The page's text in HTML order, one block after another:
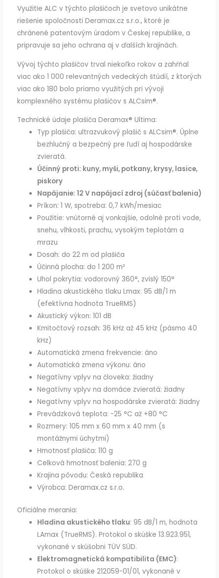
Využitie ALC v týchto plašičoch je svetovo unikátne
riešenie spoločnosti Deramax.cz s.r.o., ktoré je
chránené patentovým úradom v Českej republike, a
pripravuje sa jeho ochrana aj v ďalších krajinách.
Vývoj týchto plašičov trval niekoľko rokov a zahŕňal
viac ako 1 000 relevantných vedeckých štúdií, z ktorých
viac ako 180 bolo priamo využitých pri vývoji
komplexného systému plašičov s ALCsim®.
Technické údaje plašiča Deramax® Ultima:
Typ plašiča: ultrazvukový plašič s ALCsim®. Úplne
bezhlučný a bezpečný pre ľudí aj hospodárske
zvieratá.
Účinný proti: kuny, myši, potkany, krysy, lasice,
piskory
Napájanie: 12 V napájací zdroj (súčasť balenia)
Príkon: 1 W, spotreba: 0,7 kWh/mesiac
Použitie: vnútorné aj vonkajšie, odolné proti vode,
snehu, vlhkosti, prachu, vysokým teplotám a
mrazu
Dosah: do 22 m od plašiča
Účinná plocha: do 1 200 m²
Uhol pokrytia: vodorovný 360°, zvislý 150°
Hladina akustického tlaku Lmax: 95 dB/1 m
(efektívna hodnota TrueRMS)
Akustický výkon: 101 dB
Kmitočtový rozsah: 36 kHz až 45 kHz (pásmo 40
kHz)
Automatická zmena frekvencie: áno
Automatická zmena výkonu: áno
Negatívny vplyv na človeka: žiadny
Negatívny vplyv na domáce zvieratá: žiadny
Negatívny vplyv na hospodárske zvieratá: žiadny
Prevádzková teplota: -25 °C až +80 °C
Rozmery: 105 mm x 60 mm x 40 mm (s
montážnymi úchytmi)
Hmotnosť plašiča: 110 g
Celková hmotnosť balenia: 270 g
Krajina pôvodu: Česká republika
Výrobca: Deramax.cz s.r.o.
Oficiálne merania:
Hladina akustického tlaku: 95 dB/1 m, hodnota
LAmax (TrueRMS). Protokol o skúške 13.923.951,
vykonané v skúšobni TÜV SÜD.
Elektromagnetická kompatibilita (EMC):
Protokol o skúške 212059-01/01, vykonané v